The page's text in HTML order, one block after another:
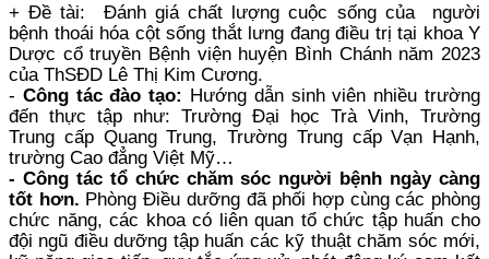
+ Đề tài: Đánh giá chất lượng cuộc sống của người
bệnh thoái hóa cột sống thắt lưng đang điều trị tại khoa Y
Dược cổ truyền Bệnh viện huyện Bình Chánh năm 2023
của ThSĐD Lê Thị Kim Cương.
- Công tác đào tạo: Hướng dẫn sinh viên nhiều trường
đến thực tập như: Trường Đại học Trà Vinh, Trường
Trung cấp Quang Trung, Trường Trung cấp Vạn Hạnh,
trường Cao đẳng Việt Mỹ…
- Công tác tổ chức chăm sóc người bệnh ngày càng
tốt hơn. Phòng Điều dưỡng đã phối hợp cùng các phòng
chức năng, các khoa có liên quan tổ chức tập huấn cho
đội ngũ điều dưỡng tập huấn các kỹ thuật chăm sóc mới,